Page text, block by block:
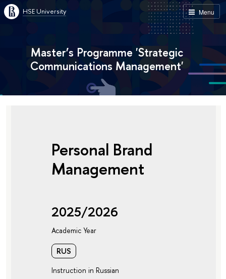
Menu
HSE University
Master’s Programme 'Strategic
Communications Management'
Personal Brand
Management
2025/2026
Academic Year
RUS
Instruction in Russian